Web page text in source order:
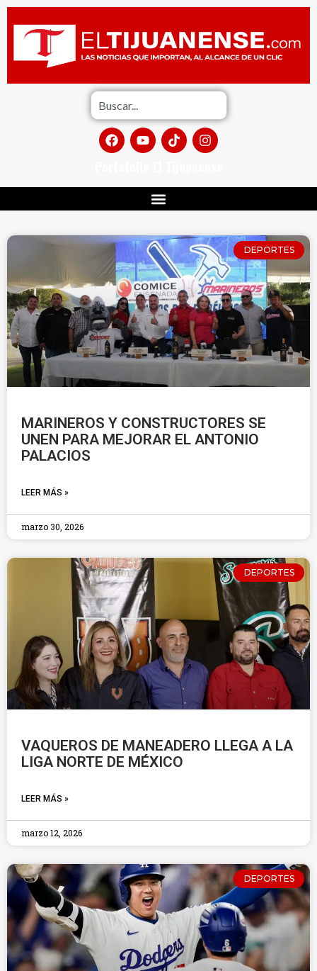
DEPORTES
MARINEROS Y CONSTRUCTORES SE
UNEN PARA MEJORAR EL ANTONIO
PALACIOS
LEER MÁS »
marzo 30, 2026
DEPORTES
VAQUEROS DE MANEADERO LLEGA A LA
LIGA NORTE DE MÉXICO
LEER MÁS »
marzo 12, 2026
DEPORTES